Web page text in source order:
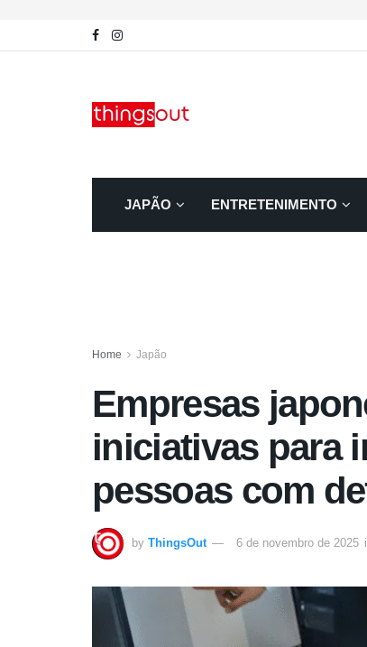
JAPÃO ENTRETENIMENTO
Home Japão
Empresas
iniciativas para
pessoas com
by ThingsOut 6 de novembro de 2025